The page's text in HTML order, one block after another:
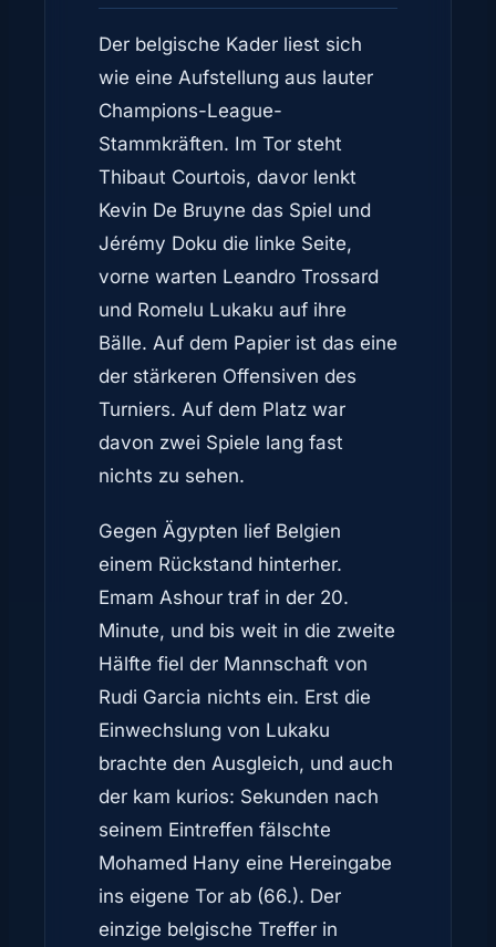
Der belgische Kader liest sich
wie eine Aufstellung aus lauter
Champions-League-
Stammkräften. Im Tor steht
Thibaut Courtois, davor lenkt
Kevin De Bruyne das Spiel und
Jérémy Doku die linke Seite,
vorne warten Leandro Trossard
und Romelu Lukaku auf ihre
Bälle. Auf dem Papier ist das eine
der stärkeren Offensiven des
Turniers. Auf dem Platz war
davon zwei Spiele lang fast
nichts zu sehen.
Gegen Ägypten lief Belgien
einem Rückstand hinterher.
Emam Ashour traf in der 20.
Minute, und bis weit in die zweite
Hälfte fiel der Mannschaft von
Rudi Garcia nichts ein. Erst die
Einwechslung von Lukaku
brachte den Ausgleich, und auch
der kam kurios: Sekunden nach
seinem Eintreffen fälschte
Mohamed Hany eine Hereingabe
ins eigene Tor ab (66.). Der
einzige belgische Treffer in